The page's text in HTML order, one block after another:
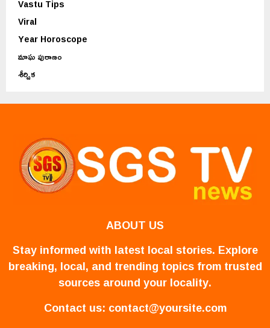
Vastu Tips
Viral
Year Horoscope
మాఘ పురాణం
శీర్షిక
ABOUT US
Stay informed with latest local stories. Explore
breaking, local, and trending topics from trusted
sources around your locality.
Contact us: contact@yoursite.com